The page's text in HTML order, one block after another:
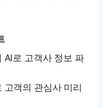
AI로 고객사 정보 파
고객의 관심사 미리